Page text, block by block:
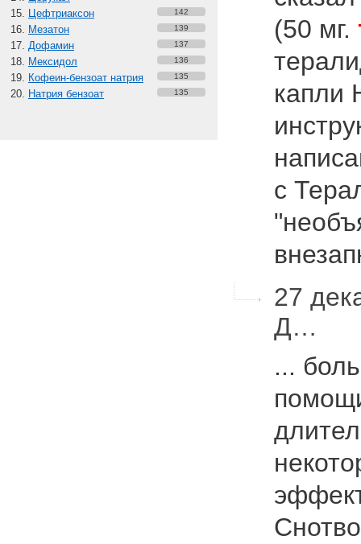
Цефтриаксон 142
Мезатон 139
Дофамин 137
Мексидол 136
Кофеин-бензоат натрия 135
Натрия бензоат 135
(50 мг.
капли
с
27
Д…
...